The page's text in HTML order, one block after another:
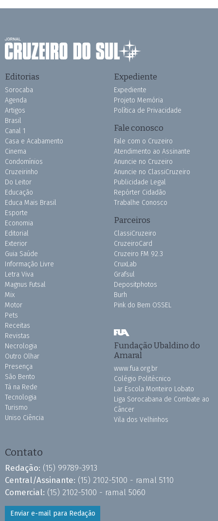
Editorias
Sorocaba
Agenda
Artigos
Brasil
Canal 1
Casa e Acabamento
Cinema
Condomínios
Cruzeirinho
Do Leitor
Educação
Educa Mais Brasil
Esporte
Economia
Editorial
Exterior
Guia Saúde
Informação Livre
Letra Viva
Magnus Futsal
Mix
Motor
Pets
Receitas
Revistas
Necrologia
Outro Olhar
Presença
São Bento
Tá na Rede
Tecnologia
Turismo
Uniso Ciência
Expediente
Expediente
Projeto Memória
Política de Privacidade
Fale conosco
Fale com o Cruzeiro
Atendimento ao Assinante
Anuncie no Cruzeiro
Anuncie no ClassiCruzeiro
Publicidade Legal
Repórter Cidadão
Trabalhe Conosco
Parceiros
ClassiCruzeiro
CruzeiroCard
Cruzeiro FM 92.3
CruxLab
Grafsul
Depositphotos
Burh
Pink do Bem OSSEL
Fundação Ubaldino do
Amaral
www.fua.org.br
Colégio Politécnico
Lar Escola Monteiro Lobato
Liga Sorocabana de Combate ao
Câncer
Vila dos Velhinhos
Contato
Redação: (15) 99789-3913
Central/Assinante: (15) 2102-5100 - ramal 5110
Comercial: (15) 2102-5100 - ramal 5060
Enviar e-mail para Redação